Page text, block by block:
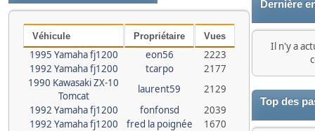
Véhicule Propriétaire Vues
1995 Yamaha fj1200 eon56
2223
1992 Yamaha fj1200
tcarpo
2177
1990 Kawasaki ZX-10
Tomcat
laurent59
2129
1992 Yamaha fj1200
fonfonsd
2039
1992 Yamaha fj1200
fred la poignée 1670
Dernière
Il n'y a
Top des